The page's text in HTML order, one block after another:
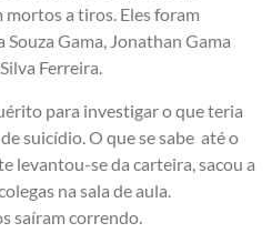
mortos a tiros. Eles foram
Gama, Jonathan Gama
Ferreira.
para investigar o que teria
suicídio. O que se sabe até o
levantou-se da carteira, sacou a
na sala de aula.
saíram correndo.